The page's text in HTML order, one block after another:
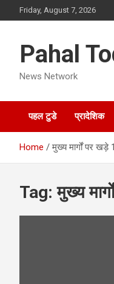
to
Friday, August 7, 2026
Pahal
News Network
पहल टुडे प्रादेशिक
Home मुख्य मार्गों पर खड़े
Tag:मुख्य